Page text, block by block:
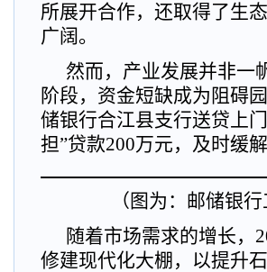
所展开合作，还取得了生
广阔。
然而，产业发展并非一
阶段，资金短缺成为阻碍
储银行合江县支行送贷上
担”贷款200万元，及时缓
（图为：邮储银
随着市场需求的增长，
修建现代化大棚，以提升